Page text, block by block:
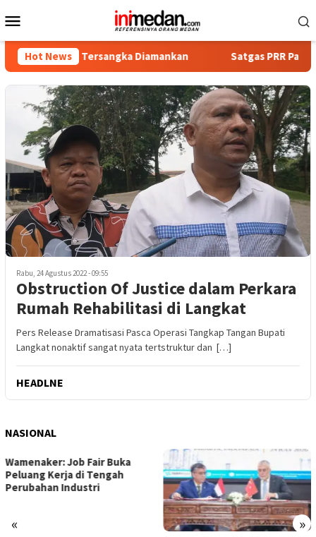
ke
Mobile
Hot News
Tersangka Diamankan Satgas PRR Pacu
Rabu, 24 Agustus 2022 - 09:55
Obstruction Of Justice dalam Perkara
Rumah Rehabilitasi di Langkat
Pers Release Dramatisasi Pasca Operasi Tangkap Tangan Bupati
Langkat nonaktif sangat nyata tertstruktur dan […]
HEADLNE
NASIONAL
« »